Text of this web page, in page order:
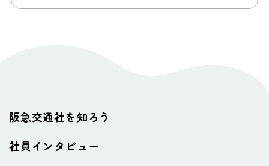
阪急交通社を知ろう
社員インタビュー